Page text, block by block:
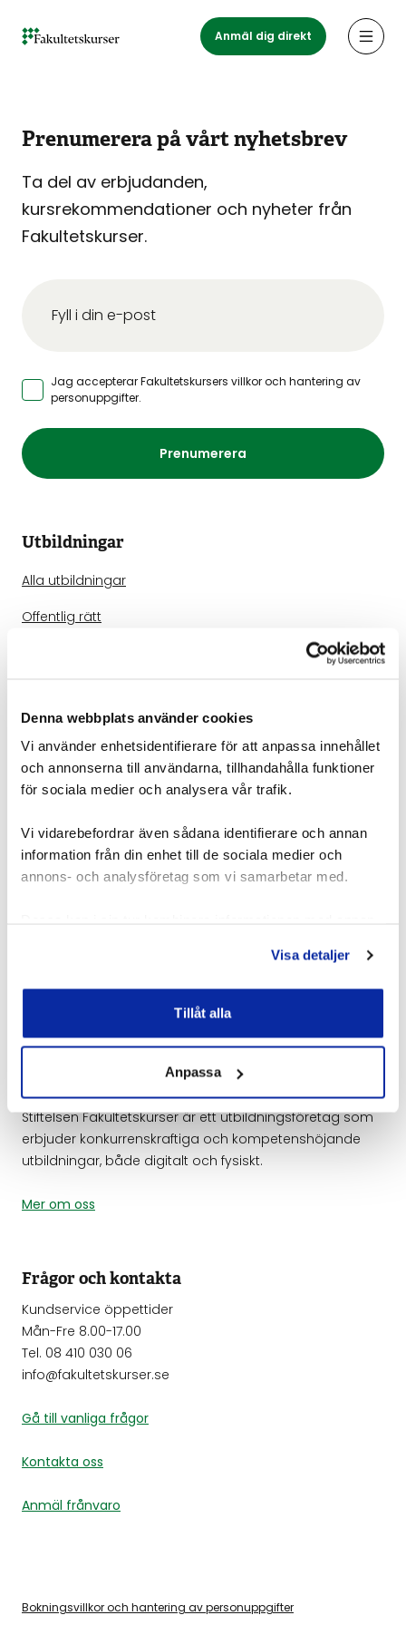
Denna webbplats använder cookies
Vi använder enhetsidentifierare för att anpassa innehållet
och annonserna till användarna, tillhandahålla funktioner
för sociala medier och analysera vår trafik.
Vi vidarebefordrar även sådana identifierare och annan
information från din enhet till de sociala medier och
annons- och analysföretag som vi samarbetar med.
samlat in när du har använt deras tjänster.
Visa detaljer
Tillåt alla
Anpassa
Anmäl dig direkt
Prenumerera på vårt nyhetsbrev
Ta del av erbjudanden,
kursrekommendationer och nyheter från
Fakultetskurser.
Jag accepterar Fakultetskursers villkor och hantering av
personuppgifter.
Prenumerera
Utbildningar
Alla utbildningar
Offentlig rätt
IT-rätt
Avtals- och bolagsrätt
AI
Företagsanpassade utbildningar
Genomförandet planeras när det passar er bäst.
Mer om företagsanpassat
Stiftelsen Fakultetskurser är ett utbildningsföretag som
erbjuder konkurrenskraftiga och kompetenshöjande
utbildningar, både digitalt och fysiskt.
Mer om oss
Frågor och kontakta
Kundservice öppettider
Mån-Fre 8.00-17.00
Tel. 08 410 030 06
info@fakultetskurser.se
Gå till vanliga frågor
Kontakta oss
Anmäl frånvaro
Bokningsvillkor och hantering av personuppgifter